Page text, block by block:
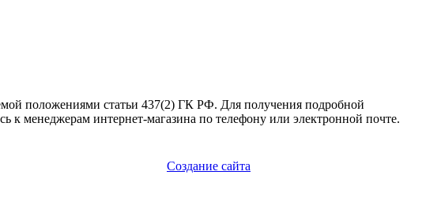
положениями статьи 437(2) ГК РФ. Для получения подробной
к менеджерам интернет-магазина по телефону или электронной почте.
Создание сайта